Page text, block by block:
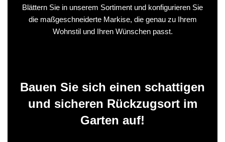
Blättern Sie in unserem Sortiment und konfigurieren Sie
die maßgeschneiderte Markise, die genau zu Ihrem
Wohnstil und Ihren Wünschen passt.
Bauen Sie sich einen schattigen
und sicheren Rückzugsort im
Garten auf!